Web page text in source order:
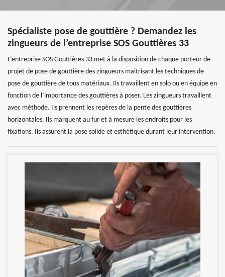
Spécialiste pose de gouttière ? Demandez les
zingueurs de l’entreprise SOS Gouttières 33
L’entreprise SOS Gouttières 33 met à la disposition de chaque porteur de
projet de pose de gouttière des zingueurs maitrisant les techniques de
pose de gouttière de tous matériaux. Ils travaillent en solo ou en équipe en
fonction de l’importance des gouttières à poser. Les zingueurs travaillent
avec méthode. Ils prennent les repères de la pente des gouttières
horizontales. Ils marquent au fur et à mesure les endroits pour les
fixations. Ils assurent la pose solide et esthétique durant leur intervention.